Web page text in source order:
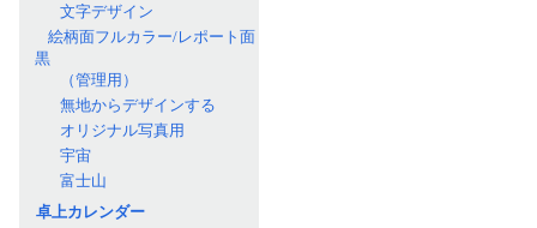
文字デザイン
絵柄面フルカラー/レポート面
黒
（管理用）
無地からデザインする
オリジナル写真用
宇宙
富士山
卓上カレンダー